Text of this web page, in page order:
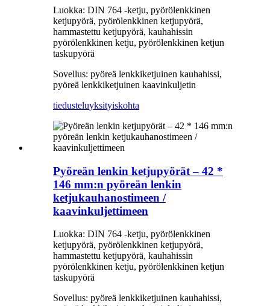
Luokka: DIN 764 -ketju, pyörölenkkinen
ketjupyörä, pyörölenkkinen ketjupyörä,
hammastettu ketjupyörä, kauhahissin
pyörölenkkinen ketju, pyörölenkkinen ketjun
taskupyörä
Sovellus: pyöreä lenkkiketjuinen kauhahissi,
pyöreä lenkkiketjuinen kaavinkuljetin
tiedusteluyksityiskohta
Pyöreän lenkin ketjupyörät – 42 *
146 mm:n pyöreän lenkin
ketjukauhanostimeen /
kaavinkuljettimeen
Luokka: DIN 764 -ketju, pyörölenkkinen
ketjupyörä, pyörölenkkinen ketjupyörä,
hammastettu ketjupyörä, kauhahissin
pyörölenkkinen ketju, pyörölenkkinen ketjun
taskupyörä
Sovellus: pyöreä lenkkiketjuinen kauhahissi,